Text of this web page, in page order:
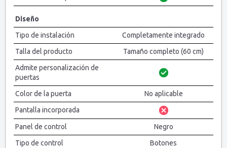
Diseño
Tipo de instalación
Completamente integrado
Talla del producto
Tamaño completo (60 cm)
Admite personalización de
puertas
Color de la puerta
No aplicable
Pantalla incorporada
Panel de control
Negro
Tipo de control
Botones